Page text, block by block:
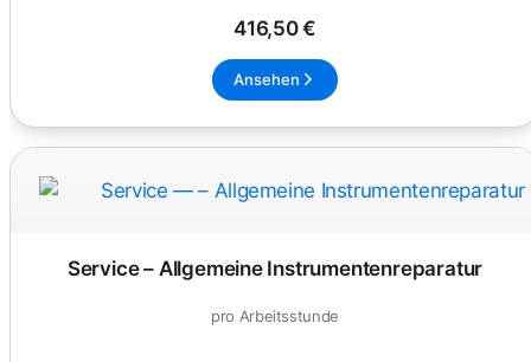
416,50 €
Ansehen
Service – Allgemeine Instrumentenreparatur
pro Arbeitsstunde